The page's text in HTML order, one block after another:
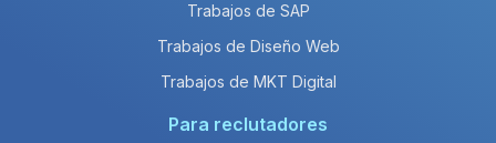
Trabajos de SAP
Trabajos de Diseño Web
Trabajos de MKT Digital
Para reclutadores